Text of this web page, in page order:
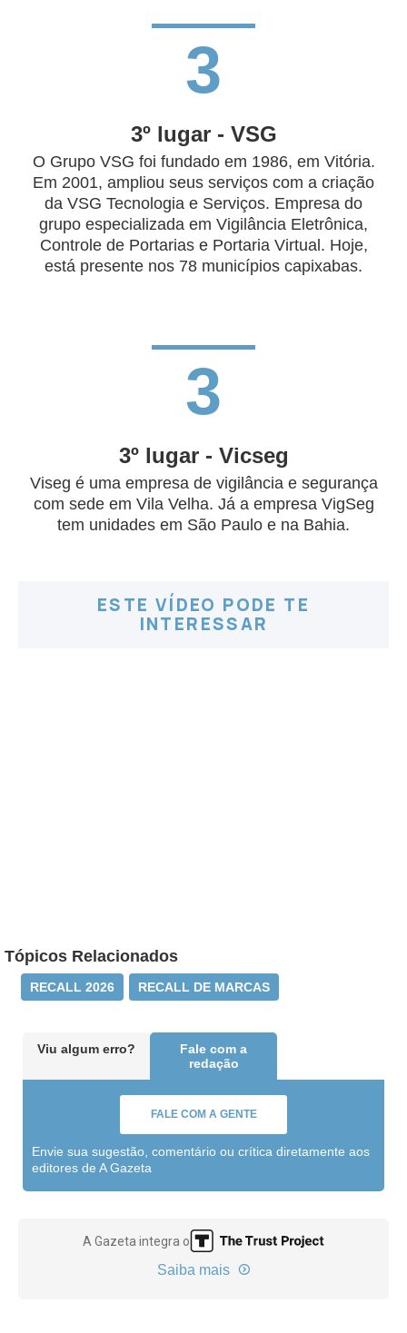
3
3º lugar - VSG
O Grupo VSG foi fundado em 1986, em Vitória.
Em 2001, ampliou seus serviços com a criação
da VSG Tecnologia e Serviços. Empresa do
grupo especializada em Vigilância Eletrônica,
Controle de Portarias e Portaria Virtual. Hoje,
está presente nos 78 municípios capixabas.
3
3º lugar - Vicseg
Viseg é uma empresa de vigilância e segurança
com sede em Vila Velha. Já a empresa VigSeg
tem unidades em São Paulo e na Bahia.
ESTE VÍDEO PODE TE
INTERESSAR
Tópicos Relacionados
RECALL 2026 RECALL DE MARCAS
Viu algum erro?
Fale com a
redação
FALE COM A GENTE
Envie sua sugestão, comentário ou crítica diretamente aos
editores de A Gazeta
A Gazeta integra o
Saiba mais